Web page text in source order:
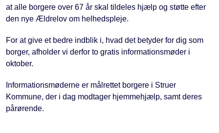
at alle borgere over 67 år skal tildeles hjælp og støtte efter
den nye Ældrelov om helhedspleje.
For at give et bedre indblik i, hvad det betyder for dig som
borger, afholder vi derfor to gratis informationsmøder i
oktober.
Informationsmøderne er målrettet borgere i Struer
Kommune, der i dag modtager hjemmehjælp, samt deres
pårørende.